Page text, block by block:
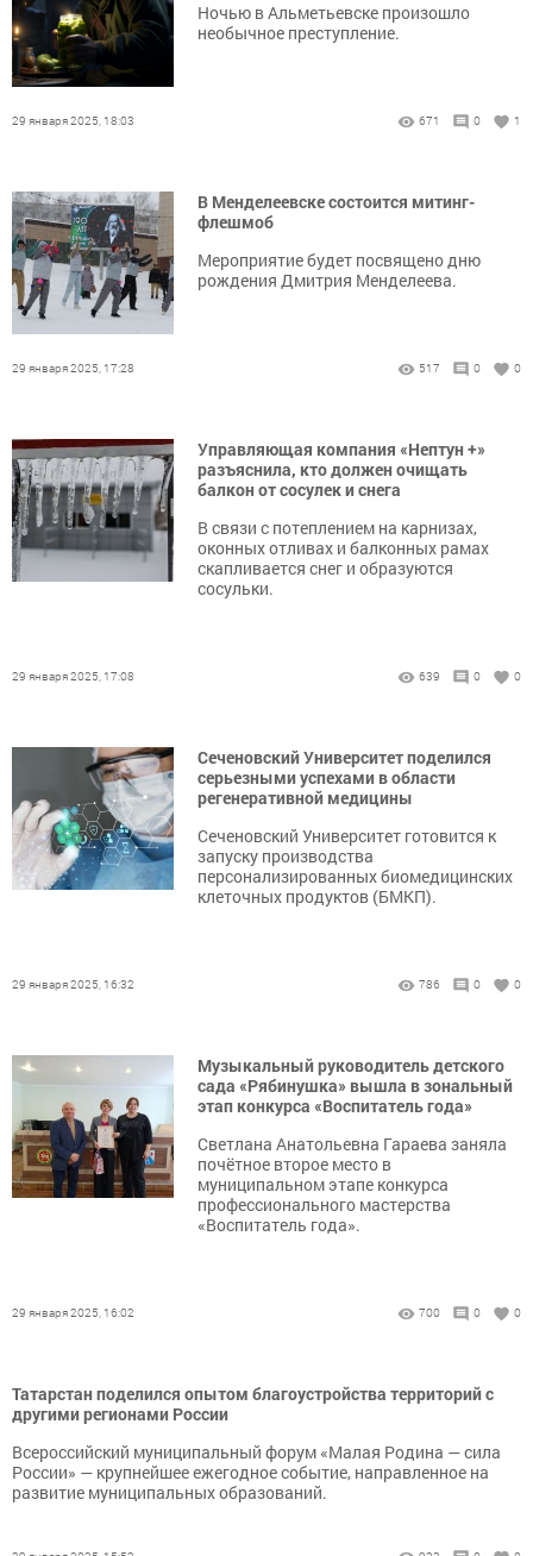
Ночью в Альметьевске произошло
необычное преступление.
29 января 2025, 18:03 671 0 1
В Менделеевске состоится митинг-
флешмоб
Мероприятие будет посвящено дню
рождения Дмитрия Менделеева.
29 января 2025, 17:28 517 0 0
Управляющая компания «Нептун +»
разъяснила, кто должен очищать
балкон от сосулек и снега
В связи с потеплением на карнизах,
оконных отливах и балконных рамах
скапливается снег и образуются
сосульки.
29 января 2025, 17:08 639 0 0
Сеченовский Университет поделился
серьезными успехами в области
регенеративной медицины
Сеченовский Университет готовится к
запуску производства
персонализированных биомедицинских
клеточных продуктов (БМКП).
29 января 2025, 16:32 786 0 0
Музыкальный руководитель детского
сада «Рябинушка» вышла в зональный
этап конкурса «Воспитатель года»
Светлана Анатольевна Гараева заняла
почётное второе место в
муниципальном этапе конкурса
профессионального мастерства
«Воспитатель года».
29 января 2025, 16:02 700 0 0
Татарстан поделился опытом благоустройства территорий с
другими регионами России
Всероссийский муниципальный форум «Малая Родина — сила
России» — крупнейшее ежегодное событие, направленное на
развитие муниципальных образований.